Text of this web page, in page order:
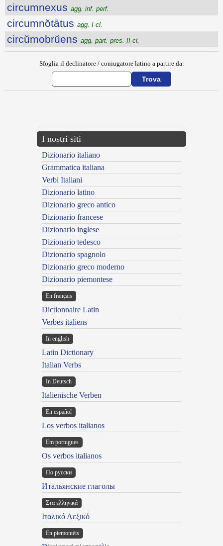
circumnexus agg. inf. perf.
circumnŏtātus agg. I cl.
circŭmobrŭens agg. part. pres. II cl.
Sfoglia il declinatore / coniugatore latino a partire da:
I nostri siti
Dizionario italiano
Grammatica italiana
Verbi Italiani
Dizionario latino
Dizionario greco antico
Dizionario francese
Dizionario inglese
Dizionario tedesco
Dizionario spagnolo
Dizionario greco moderno
Dizionario piemontese
En français
Dictionnaire Latin
Verbes italiens
In english
Latin Dictionary
Italian Verbs
In Deutsch
Italienische Verben
En español
Los verbos italianos
Em portugues
Os verbos italianos
По русски
Итальянские глаголы
Στα ελληνικά
Ιταλικό Λεξικό
Ën piemontèis